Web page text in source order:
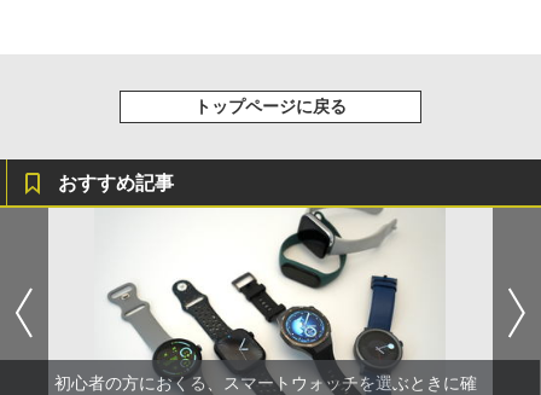
トップページに戻る
おすすめ記事
初心者の方におくる、スマートウォッチを選ぶときに確